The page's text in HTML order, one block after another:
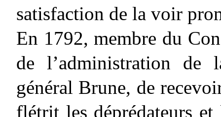
satisfaction de la voir
En 1792, membre du
de l’administration de
général Brune, de
flétrit les déprédateurs et